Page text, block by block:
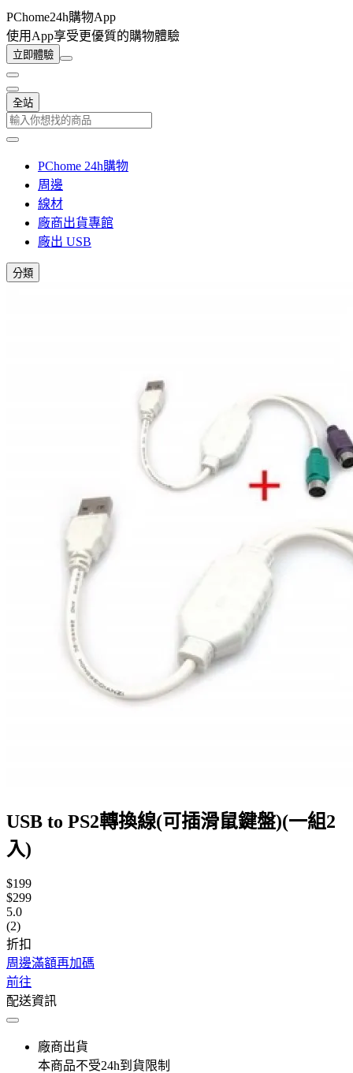
PChome24h購物App
使用App享受更優質的購物體驗
立即體驗
全站
PChome 24h購物
周邊
線材
廠商出貨專館
廠出 USB
分類
USB to PS2轉換線(可插滑鼠鍵盤)(一組2
入)
$199
$299
5.0
(2)
折扣
周邊滿額再加碼
前往
配送資訊
廠商出貨
本商品不受24h到貨限制